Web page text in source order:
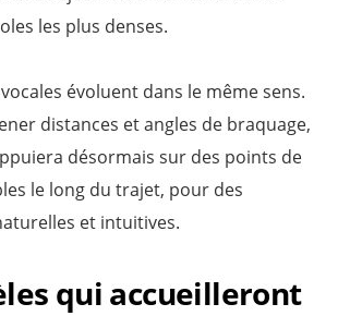
les plus denses.
évoluent dans le même sens.
distances et angles de braquage,
désormais sur des points de
le long du trajet, pour des
et intuitives.
qui accueilleront